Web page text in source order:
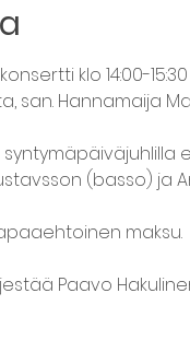
klo 14:00-15:30
san. Hannamaija
(basso) ja
maksu.
Paavo